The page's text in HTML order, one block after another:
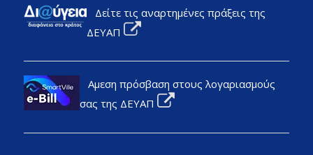
Δείτε τις αναρτημένες πράξεις της
ΔΕΥΑΠ
Αμεση πρόσβαση στους λογαριασμούς
σας της ΔΕΥΑΠ